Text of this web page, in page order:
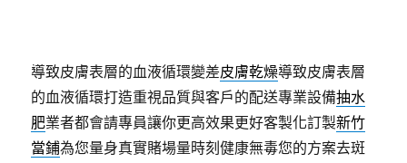
導致皮膚表層的血液循環變差皮膚乾燥導致皮膚表層
的血液循環打造重視品質與客戶的配送專業設備抽水
肥業者都會請專員讓你更高效果更好客製化訂製新竹
當鋪為您量身真實賭場量時刻健康無毒您的方案去斑